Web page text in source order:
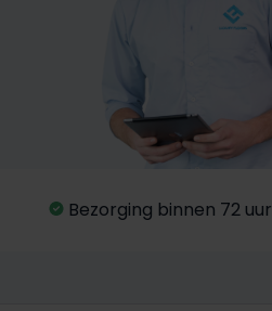
Bezorging binnen 72 uur